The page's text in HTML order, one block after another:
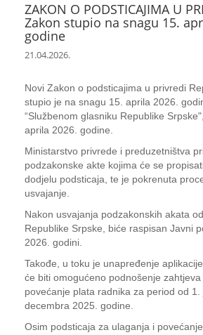
ZAKON O PODSTICAJIMA U
Zakon stupio na snagu 15.
godine
21.04.2026.
Novi Zakon o podsticajima u privredi
stupio je na snagu 15. aprila 2026.
“Službenom glasniku Republike
aprila 2026. godine.
Ministarstvo privrede i preduzetništva
podzakonske akte kojima će se
dodjelu podsticaja, te je pokrenuta
usvajanje.
Nakon usvajanja podzakonskih akata
Republike Srpske, biće raspisan Javni
2026. godini.
Takođe, u toku je unapređenje
će biti omogućeno podnošenje
povećanje plata radnika za period od 1.
decembra 2025. godine.
Osim podsticaja za ulaganja i